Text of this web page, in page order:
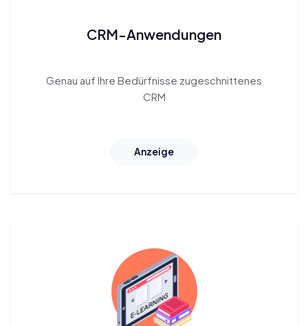
CRM-Anwendungen
Genau auf Ihre Bedürfnisse zugeschnittenes
CRM
Anzeige